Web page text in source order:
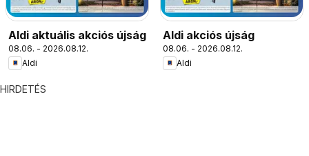
Aldi aktuális akciós újság
08.06. - 2026.08.12.
Aldi
Aldi akciós újság
08.06. - 2026.08.12.
Aldi
HIRDETÉS